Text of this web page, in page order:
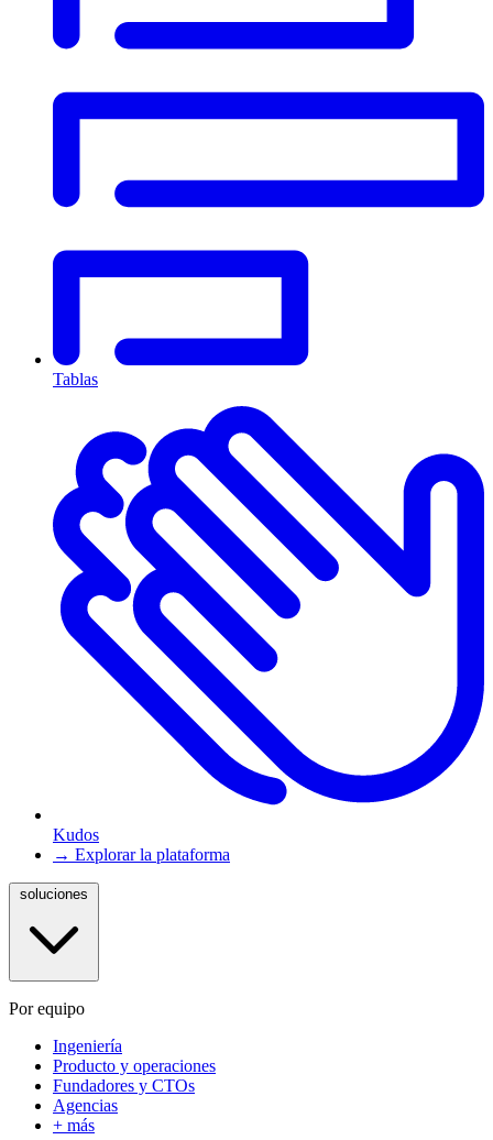
Tablas
Kudos
→ Explorar la plataforma
Por equipo
Ingeniería
Producto y operaciones
Fundadores y CTOs
Agencias
+ más